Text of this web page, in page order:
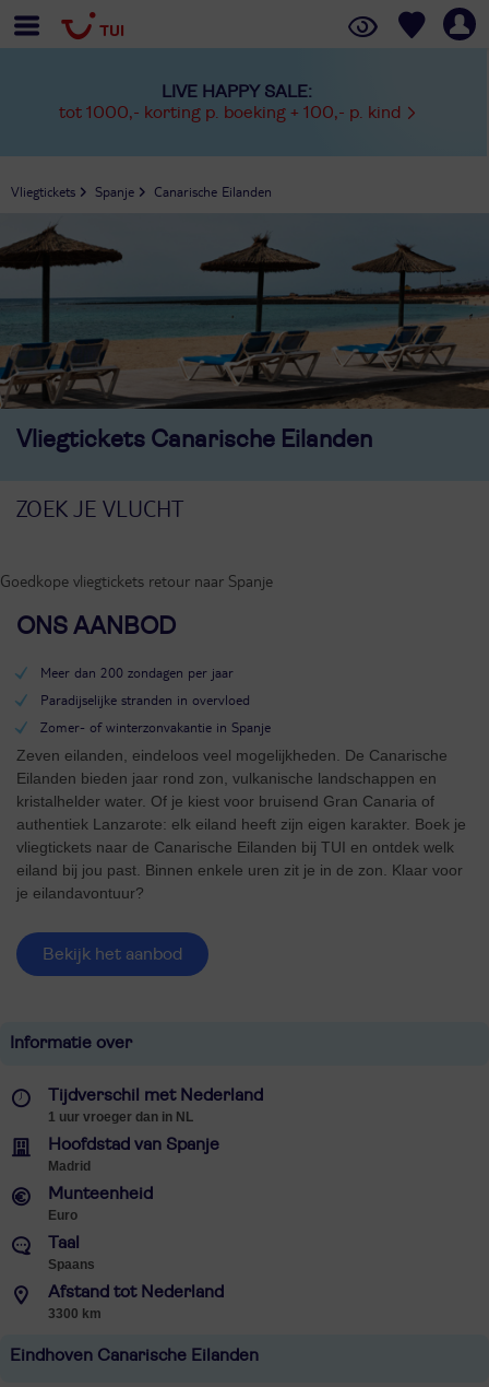
LIVE HAPPY SALE:
tot 1000,- korting p. boeking + 100,- p. kind
Vliegtickets Spanje Canarische Eilanden
Vliegtickets Canarische Eilanden
Goedkope vliegtickets retour naar Spanje
ONS AANBOD
Meer dan 200 zondagen per jaar
Paradijselijke stranden in overvloed
Zomer- of winterzonvakantie in Spanje
Zeven eilanden, eindeloos veel mogelijkheden. De Canarische
Eilanden bieden jaar rond zon, vulkanische landschappen en
kristalhelder water. Of je kiest voor bruisend Gran Canaria of
authentiek Lanzarote: elk eiland heeft zijn eigen karakter. Boek je
vliegtickets naar de Canarische Eilanden bij TUI en ontdek welk
eiland bij jou past. Binnen enkele uren zit je in de zon. Klaar voor
je eilandavontuur?
Bekijk het aanbod
Informatie over
Tijdverschil met Nederland
1 uur vroeger dan in NL
Hoofdstad van Spanje
Madrid
Munteenheid
Euro
Taal
Spaans
Afstand tot Nederland
3300 km
Eindhoven Canarische Eilanden